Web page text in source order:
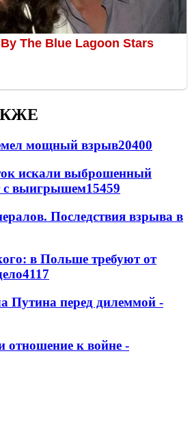
мощный взрыв20400
искали выброшенный
с выигрышем15459
Последствия взрыва в
в Польше требуют от
4117
Путина перед дилеммой -
отношение к войне -